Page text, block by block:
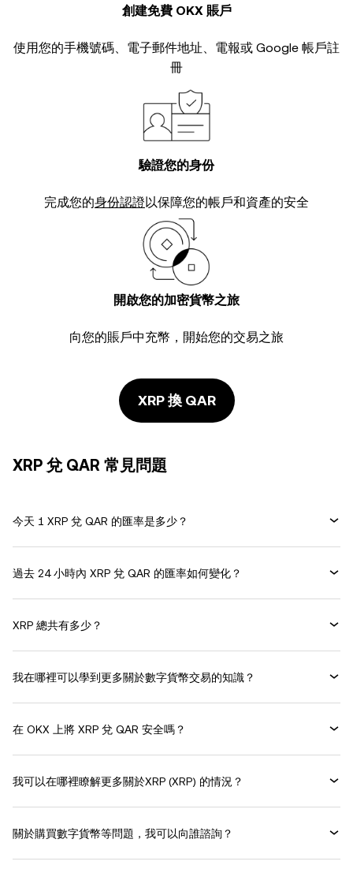
創建免費 OKX 賬戶
使用您的手機號碼、電子郵件地址、電報或 Google 帳戶註
冊
驗證您的身份
完成您的身份認證以保障您的帳戶和資產的安全
開啟您的加密貨幣之旅
向您的賬戶中充幣，開始您的交易之旅
XRP 換 QAR
XRP 兌 QAR 常見問題
今天 1 XRP 兌 QAR 的匯率是多少？
過去 24 小時內 XRP 兌 QAR 的匯率如何變化？
XRP 總共有多少？
我在哪裡可以學到更多關於數字貨幣交易的知識？
在 OKX 上將 XRP 兌 QAR 安全嗎？
我可以在哪裡瞭解更多關於XRP (XRP) 的情況？
關於購買數字貨幣等問題，我可以向誰諮詢？